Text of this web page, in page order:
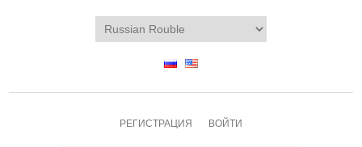
РЕГИСТРАЦИЯ ВОЙТИ